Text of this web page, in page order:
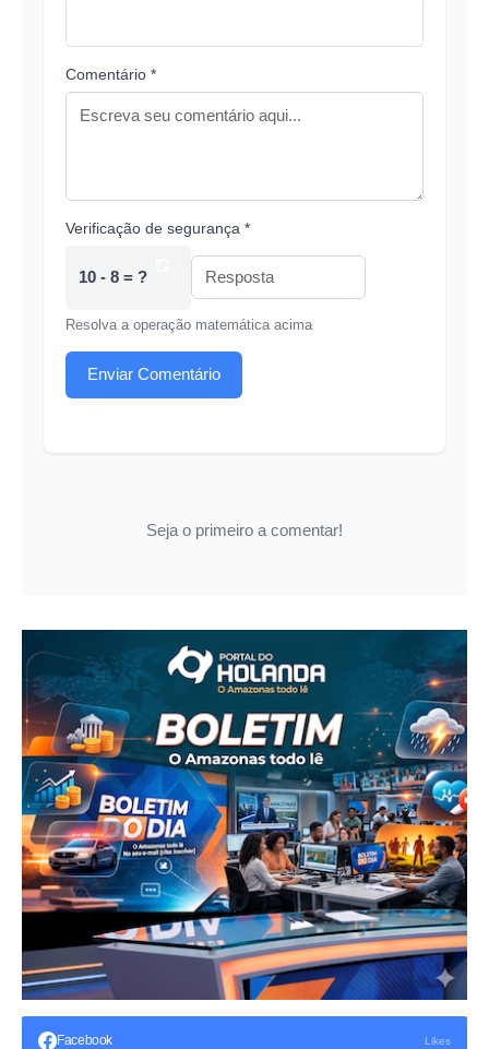
Comentário *
Verificação de segurança *
10 - 8 = ?
Resolva a operação matemática acima
Enviar Comentário
Seja o primeiro a comentar!
Facebook Likes